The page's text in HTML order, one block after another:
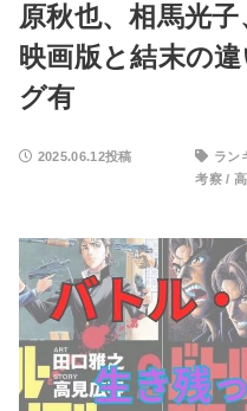
原秋也、相馬光
映画版と結末の
グ有
2025.06.12投稿 ラン
考察/